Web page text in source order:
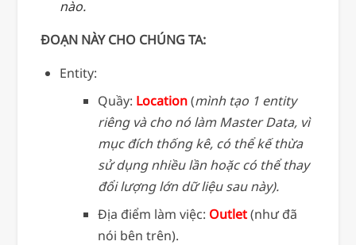
nào.
ĐOẠN NÀY CHO CHÚNG TA:
Entity:
Quầy: Location(mình tạo 1 entity
riêng và cho nó làm Master Data, vì
mục đích thống kê, có thể kế thừa
sử dụng nhiều lần hoặc có thể thay
đổi lượng lớn dữ liệu sau này).
Địa điểm làm việc: Outlet(như đã
nói bên trên).